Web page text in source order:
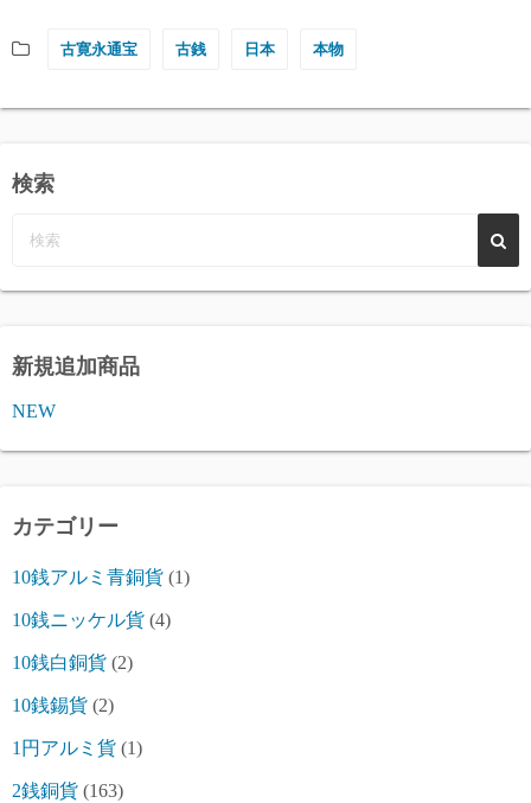
古寛永通宝 古銭 日本 本物
検索
新規追加商品
NEW
カテゴリー
10銭アルミ青銅貨 (1)
10銭ニッケル貨 (4)
10銭白銅貨 (2)
10銭錫貨 (2)
1円アルミ貨 (1)
2銭銅貨 (163)